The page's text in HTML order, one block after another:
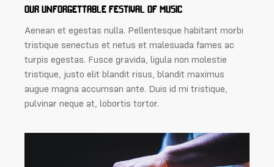
OUR UNFORGETTABLE FESTIVAL OF MUSIC
Aenean et egestas nulla. Pellentesque habitant morbi
tristique senectus et netus et malesuada fames ac
turpis egestas. Fusce gravida, ligula non molestie
tristique, justo elit blandit risus, blandit maximus
augue magna accumsan ante. Duis id mi tristique,
pulvinar neque at, lobortis tortor.